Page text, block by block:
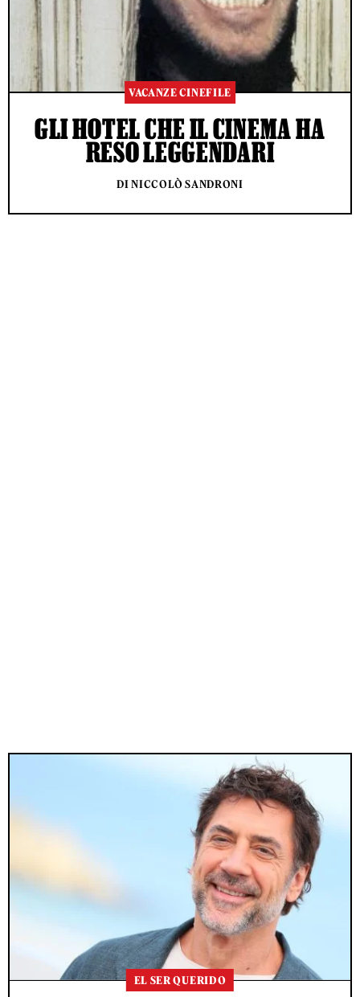
VACANZE CINEFILE
GLI HOTEL CHE IL CINEMA HA
RESO LEGGENDARI
DI NICCOLÒ SANDRONI
EL SER QUERIDO